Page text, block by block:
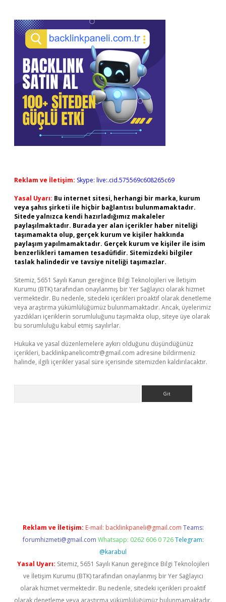
Reklam ve İletişim: Skype: live:.cid.575569c608265c69
Yasal Uyarı: Bu internet sitesi, herhangi bir marka, kurum
veya şahıs şirketi ile hiçbir bağlantısı bulunmamaktadır.
Sitede yalnızca kendi hazırladığımız makaleler
paylaşılmaktadır. Burada yer alan içerikler haber niteliği
taşımamakta olup, gerçek kurum ve kişiler hakkında
paylaşım yapılmamaktadır. Gerçek kurum ve kişiler ile isim
benzerlikleri tamamen tesadüfidir. Sitemizdeki bilgiler
taslak halindedir ve tavsiye niteliği taşımazlar.
Sitemiz, 5651 Sayılı Kanun gereğince Bilgi Teknolojileri ve İletişim
Kurumu (BTK) tarafından onaylanmış bir Yer Sağlayıcı olarak hizmet
vermektedir. Bu nedenle, sitedeki içerikleri proaktif olarak denetleme
veya araştırma yükümlülüğümüz bulunmamaktadır. Ancak, üyelerimiz
yazdıkları içeriklerin sorumluluğunu taşımakta olup, siteye üye olarak
bu sorumluluğu kabul etmiş sayılırlar.
Hukuka ve yasal düzenlemelere aykırı olduğunu düşündüğünüz
içerikleri, backlinkpanelicomtr@gmail.com adresine bildirmeniz
halinde, ilgili içerikler yasal süre içerisinde sitemizden kaldırılacaktır.
Reklam ve İletişim: E-mail: backlinkpaneli@gmail.com Teams:
forumhizmeti@gmail.com Whatsapp: 0262 606 0 726 Telegram:
@karabul
Yasal Uyarı: Sitemiz, 5651 Sayılı Kanun gereğince Bilgi Teknolojileri
ve İletişim Kurumu (BTK) tarafından onaylanmış bir Yer Sağlayıcı
olarak hizmet vermektedir. Bu nedenle, sitedeki içerikleri proaktif
olarak denetleme veya araştırma yükümlülüğümüz bulunmamaktadır.